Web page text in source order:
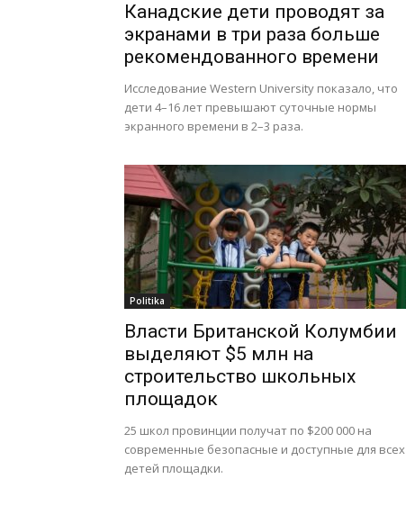
Канадские дети проводят за
экранами в три раза больше
рекомендованного времени
Исследование Western University показало, что
дети 4–16 лет превышают суточные нормы
экранного времени в 2–3 раза.
Politika
Власти Британской Колумбии
выделяют $5 млн на
строительство школьных
площадок
25 школ провинции получат по $200 000 на
современные безопасные и доступные для всех
детей площадки.